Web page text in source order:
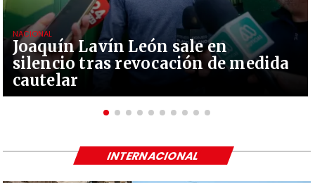
Joaquín Lavín León sale en
silencio tras revocación de medida
cautelar
NACIONAL
INTERNACIONAL